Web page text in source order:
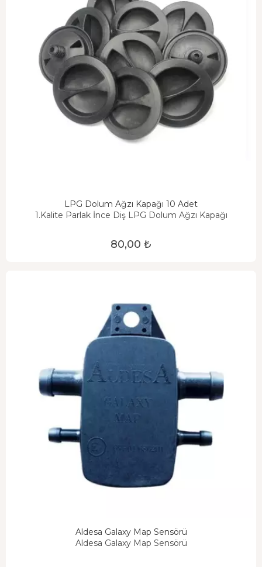
LPG Dolum Ağzı Kapağı 10 Adet
1.Kalite Parlak İnce Diş LPG Dolum Ağzı Kapağı
80,00 ₺
Aldesa Galaxy Map Sensörü
Aldesa Galaxy Map Sensörü